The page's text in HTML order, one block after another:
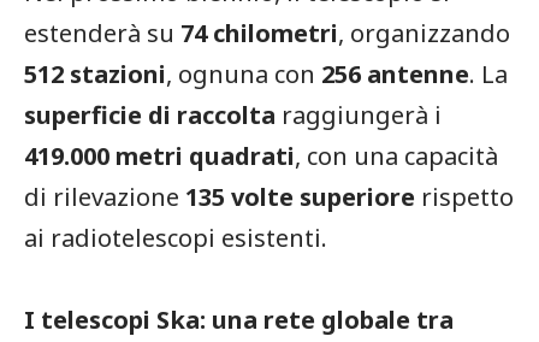
estenderà su 74 chilometri, organizzando
512 stazioni, ognuna con 256 antenne. La
superficie di raccolta raggiungerà i
419.000 metri quadrati, con una capacità
di rilevazione 135 volte superiore rispetto
ai radiotelescopi esistenti.
I telescopi Ska: una rete globale tra